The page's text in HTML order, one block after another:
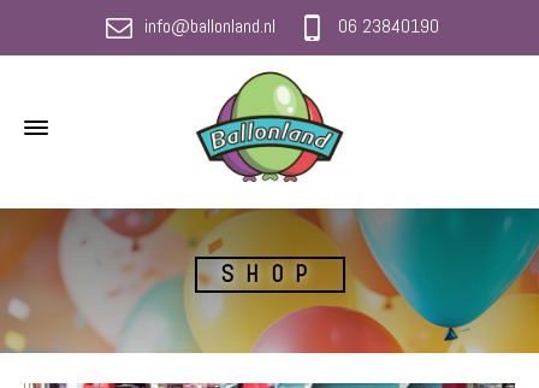
info@ballonland.nl 06 23840190
SHOP